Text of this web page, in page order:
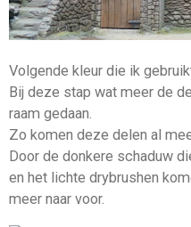
Volgende kleur die ik
Bij deze stap wat meer de
raam gedaan.
Zo komen deze delen al
Door de donkere schaduw
en het lichte drybrushen
meer naar voor.